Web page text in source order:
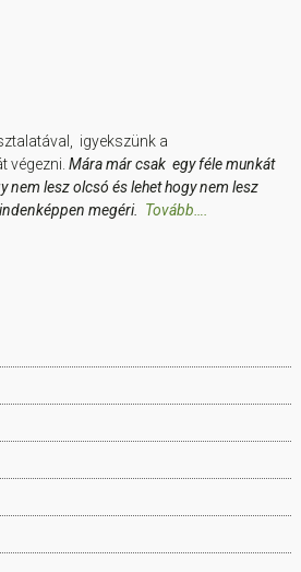
igyekszünk a
végezni. Mára már csak egy féle munkát
nem lesz olcsó és lehet hogy nem lesz
megéri. Tovább….